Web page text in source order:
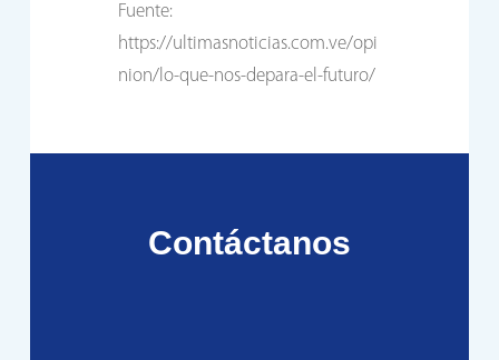
Fuente:
https://ultimasnoticias.com.ve/opi
nion/lo-que-nos-depara-el-futuro/
Contáctanos